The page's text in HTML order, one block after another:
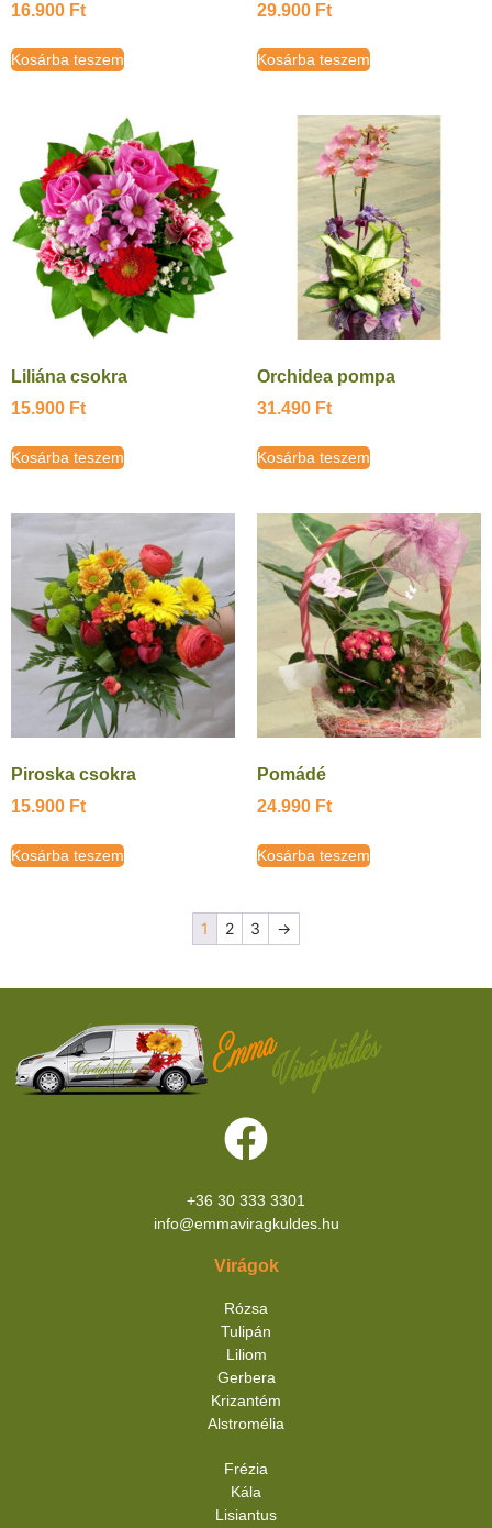
16.900 Ft
Kosárba teszem
29.900 Ft
Kosárba teszem
Liliána csokra
15.900 Ft
Kosárba teszem
Orchidea pompa
31.490 Ft
Kosárba teszem
Piroska csokra
15.900 Ft
Kosárba teszem
Pomádé
24.990 Ft
Kosárba teszem
1 2 3 →
+36 30 333 3301
info@emmaviragkuldes.hu
Virágok
Rózsa
Tulipán
Liliom
Gerbera
Krizantém
Alstromélia
Frézia
Kála
Lisiantus